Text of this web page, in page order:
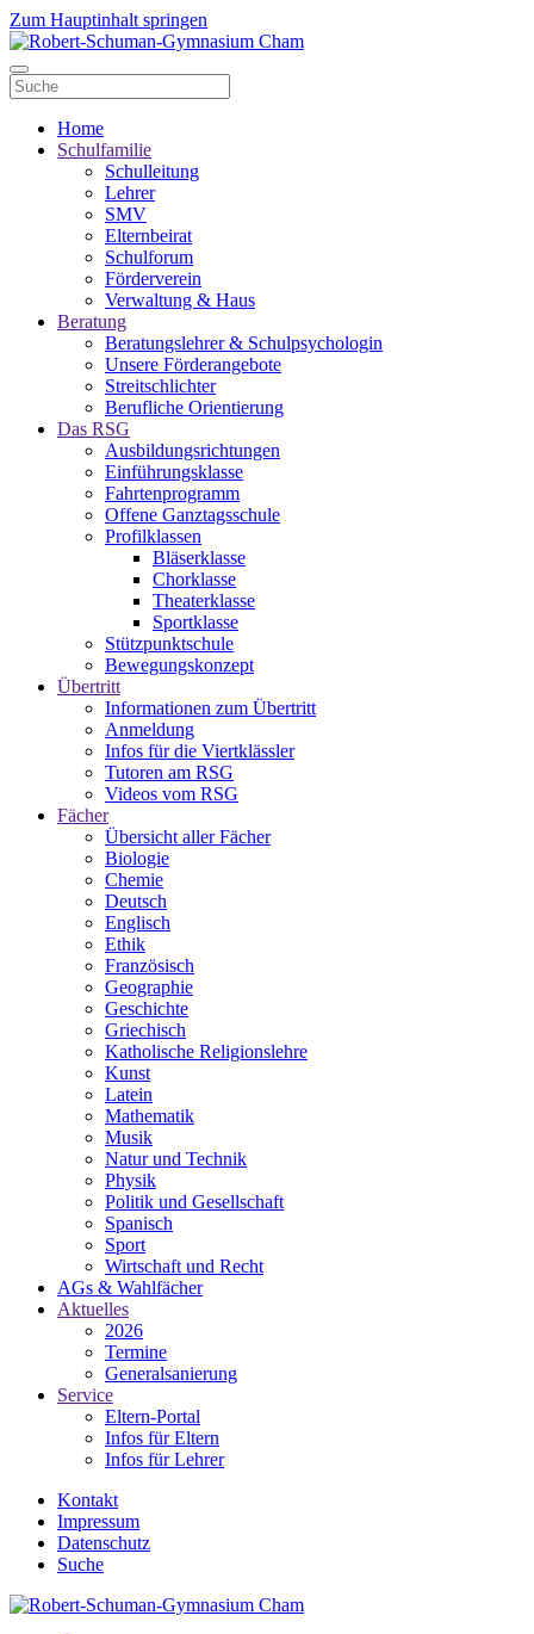
Zum Hauptinhalt springen
Home
Schulfamilie
Schulleitung
Lehrer
SMV
Elternbeirat
Schulforum
Förderverein
Verwaltung & Haus
Beratung
Beratungslehrer & Schulpsychologin
Unsere Förderangebote
Streitschlichter
Berufliche Orientierung
Das RSG
Ausbildungsrichtungen
Einführungsklasse
Fahrtenprogramm
Offene Ganztagsschule
Profilklassen
Bläserklasse
Chorklasse
Theaterklasse
Sportklasse
Stützpunktschule
Bewegungskonzept
Übertritt
Informationen zum Übertritt
Anmeldung
Infos für die Viertklässler
Tutoren am RSG
Videos vom RSG
Fächer
Übersicht aller Fächer
Biologie
Chemie
Deutsch
Englisch
Ethik
Französisch
Geographie
Geschichte
Griechisch
Katholische Religionslehre
Kunst
Latein
Mathematik
Musik
Natur und Technik
Physik
Politik und Gesellschaft
Spanisch
Sport
Wirtschaft und Recht
AGs & Wahlfächer
Aktuelles
2026
Termine
Generalsanierung
Service
Eltern-Portal
Infos für Eltern
Infos für Lehrer
Kontakt
Impressum
Datenschutz
Suche